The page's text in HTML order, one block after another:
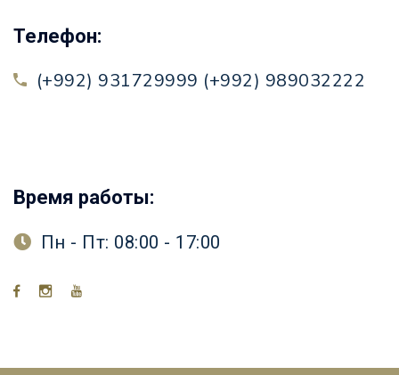
Телефон:
(+992) 931729999 (+992) 989032222
Время работы:
Пн - Пт: 08:00 - 17:00